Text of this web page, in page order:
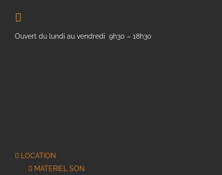
Ouvert du lundi au vendredi 9h30 – 18h30
LOCATION
MATERIEL SON